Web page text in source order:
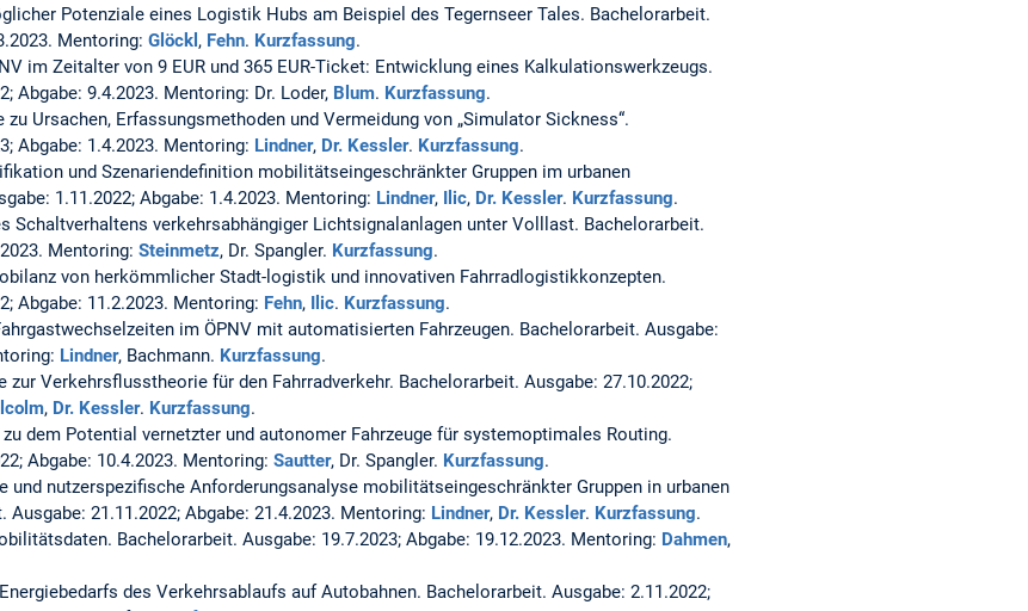
Potenziale eines Logistik Hubs am Beispiel des Tegernseer Tales. Bachelorarbeit.
Mentoring: Glöckl , Fehn. Kurzfassung.
im Zeitalter von 9 EUR und 365 EUR-Ticket: Entwicklung eines Kalkulationswerkzeugs.
Abgabe: 9.4.2023. Mentoring: Dr. Loder, Blum. Kurzfassung.
zu Ursachen, Erfassungsmethoden und Vermeidung von „Simulator Sickness“.
Abgabe: 1.4.2023. Mentoring: Lindner, Dr. Kessler. Kurzfassung.
und Szenariendefinition mobilitätseingeschränkter Gruppen im urbanen
1.11.2022; Abgabe: 1.4.2023. Mentoring: Lindner, Ilic, Dr. Kessler. Kurzfassung.
Schaltverhaltens verkehrsabhängiger Lichtsignalanlagen unter Volllast. Bachelorarbeit.
Mentoring: Steinmetz, Dr. Spangler. Kurzfassung.
von herkömmlicher Stadt-logistik und innovativen Fahrradlogistikkonzepten.
Abgabe: 11.2.2023. Mentoring: Fehn, Ilic. Kurzfassung.
im ÖPNV mit automatisierten Fahrzeugen. Bachelorarbeit. Ausgabe:
Lindner, Bachmann. Kurzfassung.
zur Verkehrsflusstheorie für den Fahrradverkehr. Bachelorarbeit. Ausgabe: 27.10.2022;
, Dr. Kessler. Kurzfassung.
dem Potential vernetzter und autonomer Fahrzeuge für systemoptimales Routing.
Abgabe: 10.4.2023. Mentoring: Sautter, Dr. Spangler. Kurzfassung.
und nutzerspezifische Anforderungsanalyse mobilitätseingeschränkter Gruppen in urbanen
Ausgabe: 21.11.2022; Abgabe: 21.4.2023. Mentoring: Lindner, Dr. Kessler. Kurzfassung.
Bachelorarbeit. Ausgabe: 19.7.2023; Abgabe: 19.12.2023. Mentoring: Dahmen,
des Verkehrsablaufs auf Autobahnen. Bachelorarbeit. Ausgabe: 2.11.2022;